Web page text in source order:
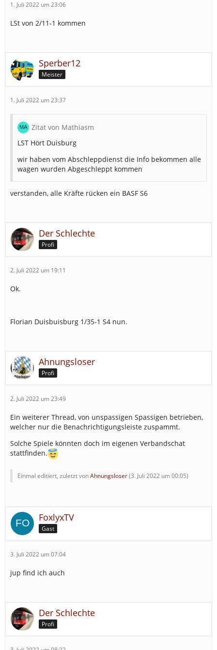
1. Juli 2022 um 23:06
LSt von 2/11-1 kommen
Sperber12
Meister
1. Juli 2022 um 23:37
Zitat von Mathiasm
LST Hört Duisburg
wir haben vom Abschleppdienst die Info bekommen alle
wagen wurden Abgeschleppt kommen
verstanden, alle Kräfte rücken ein BASF S6
Der Schlechte
Profi
2. Juli 2022 um 19:11
Ok.
Florian Duisbuisburg 1/35-1 S4 nun.
Ahnungsloser
Profi
2. Juli 2022 um 23:49
Ein weiterer Thread, von unspassigen Spassigen betrieben,
welcher nur die Benachrichtigungsleiste zuspammt.
Solche Spiele könnten doch im eigenen Verbandschat
stattfinden.
Einmal editiert, zuletzt vonAhnungsloser(3. Juli 2022 um 00:05)
FoxlyxTV
Gast
3. Juli 2022 um 07:04
jup find ich auch
Der Schlechte
Profi